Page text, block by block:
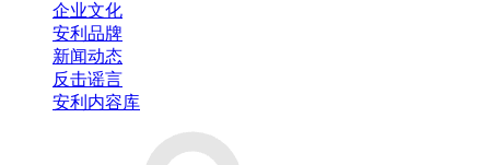
企业文化
安利品牌
新闻动态
反击谣言
安利内容库